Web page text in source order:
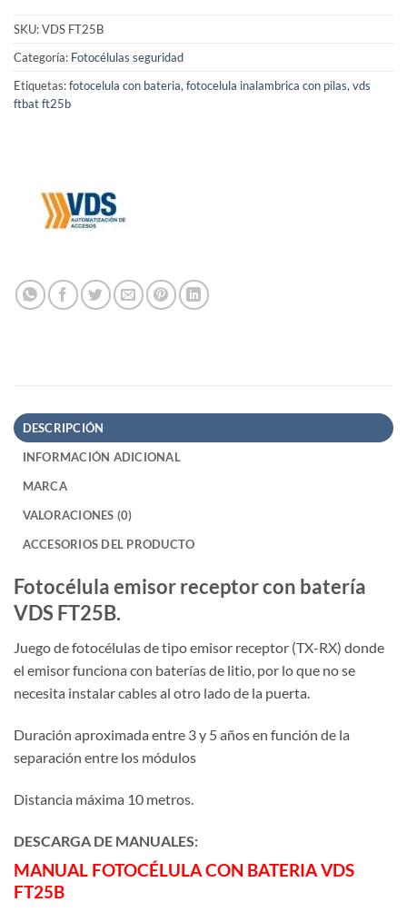
SKU:VDS FT25B
Categoría: Fotocélulas seguridad
Etiquetas:fotocelula con bateria, fotocelula inalambrica con pilas, vds
ftbat ft25b
DESCRIPCIÓN
INFORMACIÓN ADICIONAL
MARCA
VALORACIONES (0)
ACCESORIOS DEL PRODUCTO
Fotocélula emisor receptor con batería
VDS FT25B.
Juego de fotocélulas de tipo emisor receptor (TX-RX) donde
el emisor funciona con baterías de litio, por lo que no se
necesita instalar cables al otro lado de la puerta.
Duración aproximada entre 3 y 5 años en función de la
separación entre los módulos
Distancia máxima 10 metros.
DESCARGA DE MANUALES:
MANUAL FOTOCÉLULA CON BATERIA VDS
FT25B